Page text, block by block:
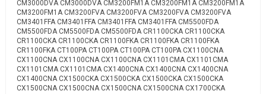
CM3000DVA CM3000DVA CM3200FM1A CM3200FM1A CM3200FM1A
CM3200FM1A CM3200FVA CM3200FVA CM3200FVA CM3200FVA
CM3401FFA CM3401FFA CM3401FFA CM3401FFA CM5500FDA
CM5500FDA CM5500FDA CM5500FDA CR1100CKA CR1100CKA
CR1100CKA CR1100CKA CR1100FKA CR1100FKA CR1100FKA
CR1100FKA CT100PA CT100PA CT100PA CT100PA CX1100CNA
CX1100CNA CX1100CNA CX1100CNA CX1101CMA CX1101CMA
CX1101CMA CX1101CMA CX1400CNA CX1400CNA CX1400CNA
CX1400CNA CX1500CKA CX1500CKA CX1500CKA CX1500CKA
CX1500CNA CX1500CNA CX1500CNA CX1500CNA CX1700CKA